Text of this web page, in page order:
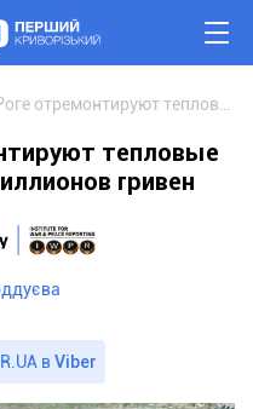
тепловые
гривен
вViber